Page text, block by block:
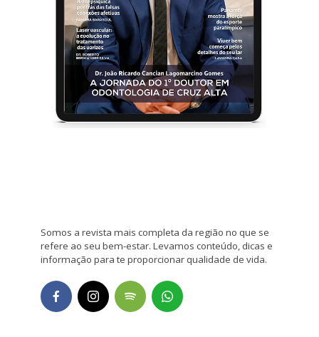
Somos a revista mais completa da região no que se
refere ao seu bem-estar. Levamos conteúdo, dicas e
informação para te proporcionar qualidade de vida.